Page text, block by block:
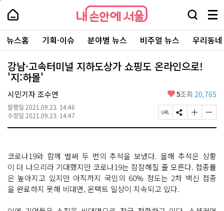
본
로
가
내
손
안
에
서
울
-
서
울
시
대
표
소
통
포
내
손
에
울
검
창
열
기
메
뉴
전
체
보
주
요
서
뉴스홈 기획·이슈 분야별 뉴스 비주얼 뉴스 우리동
강남·고속터미널 지하도상가 쇼핑도 온라인으로!
'지:하몰'
시민기자 조수연
발행일 2021.09.23. 14:46
수정일 2021.09.23. 14:47
좋
요
5조회 20,765
페
이
L
복
사
S
N
유
하
기
글
자
게
변
경
하
글
자
작
게
변
경
하
코로나19와 함께 벌써 두 번의 추석을 보냈다. 올해 추석은 상황
이 더 나으리라 기대했지만 코로나19는 잠잠해질 줄 모른다. 접종률
은 높아지고 있지만 아직까지 국민의 60% 정도는 2차 백신 접종
을 완료하지 못해 비대면, 온택트 일상이 지속되고 있다.
페
상
단
로